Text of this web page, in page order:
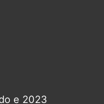
e 2023